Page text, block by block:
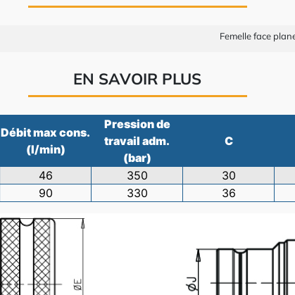
Femelle face
EN SAVOIR PLUS
Débit max cons.
(l/min)
Pression de
travail adm.
(bar)
C
46 350
30
90 330 36